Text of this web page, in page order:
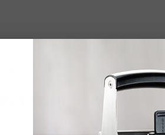
your privacy
and personalized advertising.More